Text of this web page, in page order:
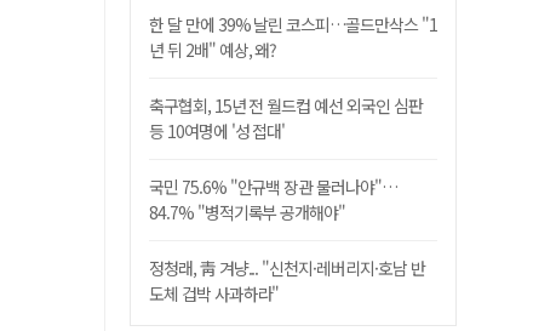
한 달 만에 39% 날린 코스피…골드만삭스 "1
년 뒤 2배" 예상, 왜?
축구협회, 15년 전 월드컵 예선 외국인 심판
등 10여명에 '성 접대'
국민 75.6% "안규백 장관 물러나야"…
84.7% "병적기록부 공개해야"
정청래, 靑 겨냥... "신천지·레버리지·호남 반
도체 겁박 사과하라"